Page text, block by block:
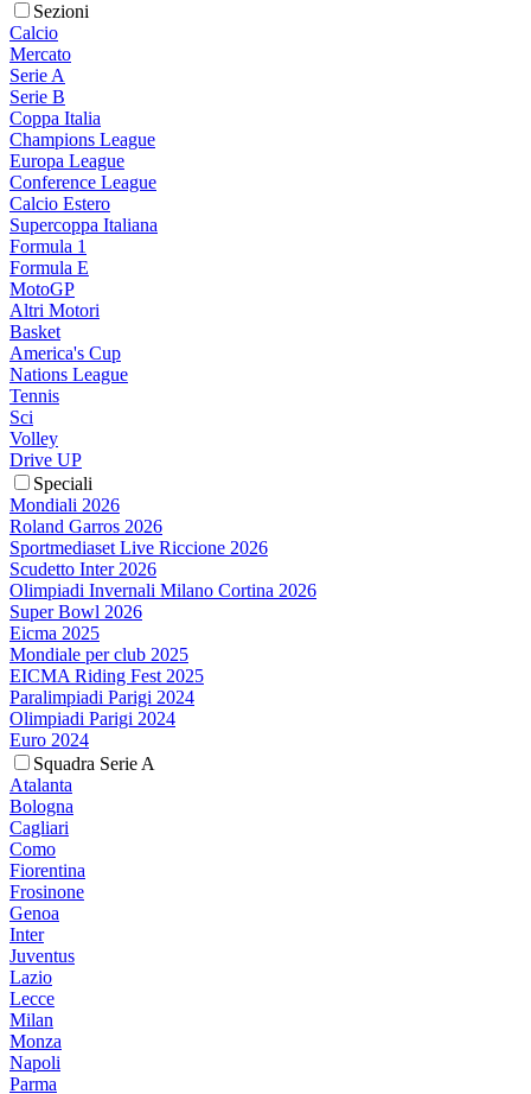
Sezioni
Calcio
Mercato
Serie A
Serie B
Coppa Italia
Champions League
Europa League
Conference League
Calcio Estero
Supercoppa Italiana
Formula 1
Formula E
MotoGP
Altri Motori
Basket
America's Cup
Nations League
Tennis
Sci
Volley
Drive UP
Speciali
Mondiali 2026
Roland Garros 2026
Sportmediaset Live Riccione 2026
Scudetto Inter 2026
Olimpiadi Invernali Milano Cortina 2026
Super Bowl 2026
Eicma 2025
Mondiale per club 2025
EICMA Riding Fest 2025
Paralimpiadi Parigi 2024
Olimpiadi Parigi 2024
Euro 2024
Squadra Serie A
Atalanta
Bologna
Cagliari
Como
Fiorentina
Frosinone
Genoa
Inter
Juventus
Lazio
Lecce
Milan
Monza
Napoli
Parma